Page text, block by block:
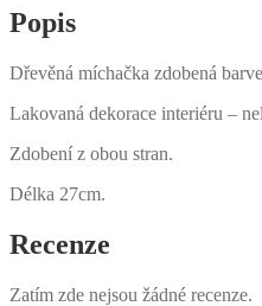
dřevěná
dekorace
Popis
Dřevěná míchačka zdobená
Lakovaná dekorace interiéru –
Zdobení z obou stran.
Délka 27cm.
Recenze
Zatím zde nejsou žádné recenze.